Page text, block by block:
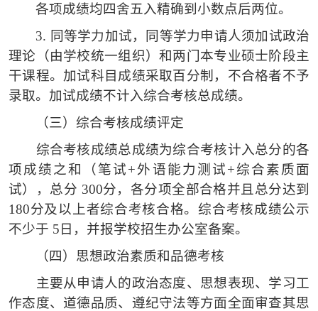
各项成绩均四舍五入精确到小数点后两位。
3. 同等学力加试，同等学力申请人须加试政治
理论（由学校统一组织）和两门本专业硕士阶段主
干课程。加试科目成绩采取百分制，不合格者不予
录取。加试成绩不计入综合考核总成绩。
（三） 综合考核成绩评定
综合考核成绩总成绩为综合考核计入总分的各
项成绩之和（笔试+外语能力测试+综合素质面
试），总分 300分，各分项全部合格并且总分达到
180分及以上者综合考核合格。综合考核成绩公示
不少于 5日，并报学校招生办公室备案。
（四） 思想政治素质和品德考核
主要从申请人的政治态度、思想表现、学习工
作态度、道德品质、遵纪守法等方面全面审查其思